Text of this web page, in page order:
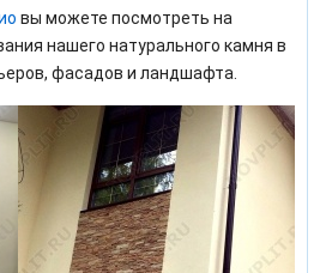
вы можете посмотреть на
нашего натурального камня в
фасадов и ландшафта.